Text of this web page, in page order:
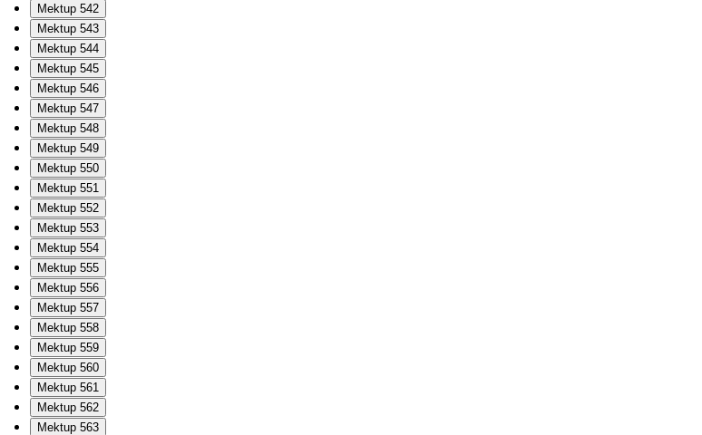
Mektup 542
Mektup 543
Mektup 544
Mektup 545
Mektup 546
Mektup 547
Mektup 548
Mektup 549
Mektup 550
Mektup 551
Mektup 552
Mektup 553
Mektup 554
Mektup 555
Mektup 556
Mektup 557
Mektup 558
Mektup 559
Mektup 560
Mektup 561
Mektup 562
Mektup 563